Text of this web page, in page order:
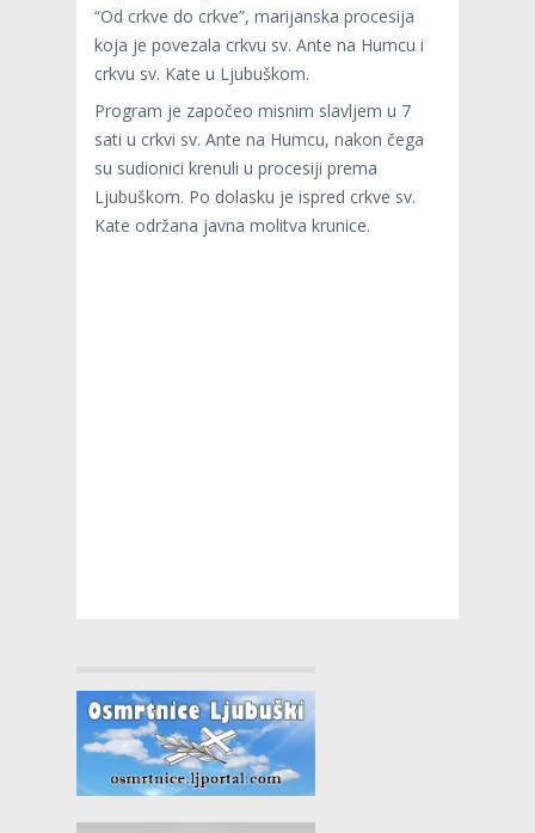
“Od crkve do crkve”, marijanska procesija
koja je povezala crkvu sv. Ante na Humcu i
crkvu sv. Kate u Ljubuškom.
Program je započeo misnim slavljem u 7
sati u crkvi sv. Ante na Humcu, nakon čega
su sudionici krenuli u procesiji prema
Ljubuškom. Po dolasku je ispred crkve sv.
Kate održana javna molitva krunice.